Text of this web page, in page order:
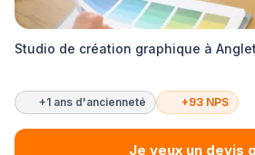
Studio de création graphique à Anglet
+1 ans d'ancienneté +93 NPS
Je veux un devis